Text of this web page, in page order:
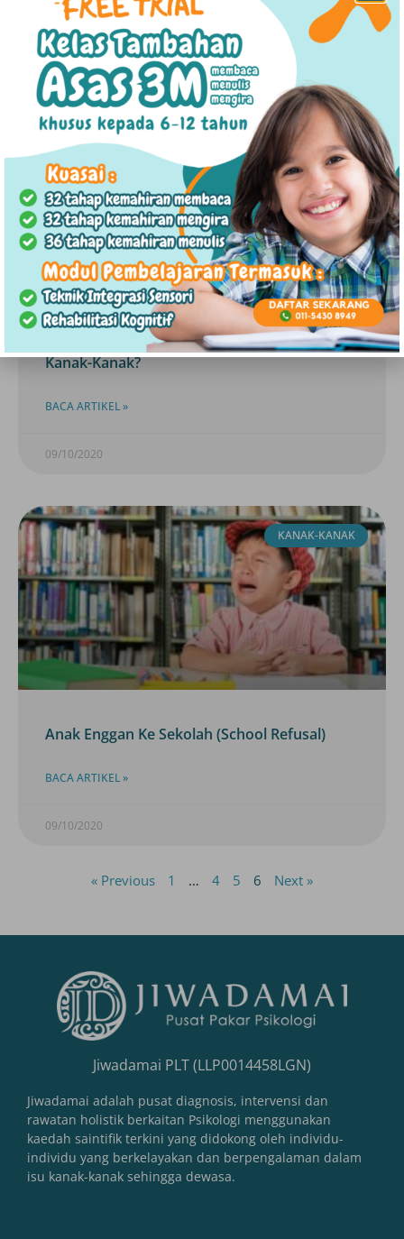
BACA ARTIKEL »
17/08/2022
KANAK-KANAK
Tingkah Laku Anti-Sosial Dalam Kalangan
Kanak-Kanak?
BACA ARTIKEL »
09/10/2020
KANAK-KANAK
Anak Enggan Ke Sekolah (School Refusal)
BACA ARTIKEL »
09/10/2020
« Previous 1 … 4 5 6 Next »
Jiwadamai PLT (LLP0014458LGN)
Jiwadamai adalah pusat diagnosis, intervensi dan
rawatan holistik berkaitan Psikologi menggunakan
kaedah saintifik terkini yang didokong oleh individu-
individu yang berkelayakan dan berpengalaman dalam
isu kanak-kanak sehingga dewasa.